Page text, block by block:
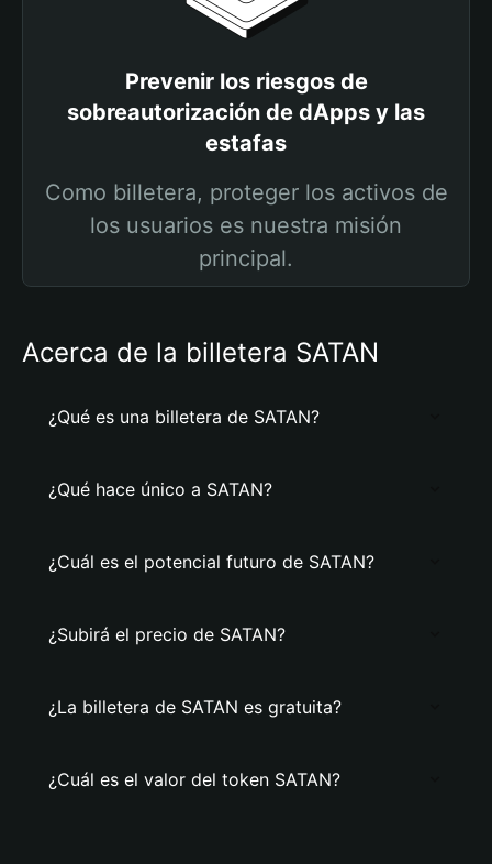
Prevenir los riesgos de
sobreautorización de dApps y las
estafas
Como billetera, proteger los activos de
los usuarios es nuestra misión
principal.
Acerca de la billetera SATAN
¿Qué es una billetera de SATAN?
¿Qué hace único a SATAN?
¿Cuál es el potencial futuro de SATAN?
¿Subirá el precio de SATAN?
¿La billetera de SATAN es gratuita?
¿Cuál es el valor del token SATAN?